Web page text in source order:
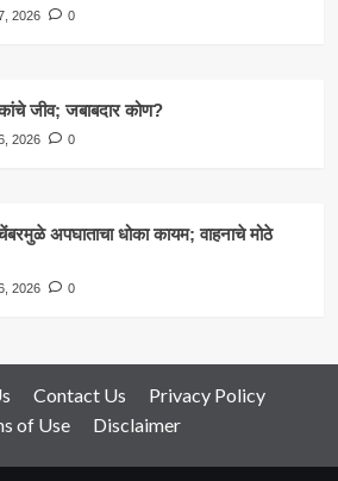
2026 0
जीव; जबाबदार कोण?
2026 0
अपघाताचा धोका कायम; वाहनाचे मोठे
2026 0
Contact Us
Privacy Policy
of Use
Disclaimer